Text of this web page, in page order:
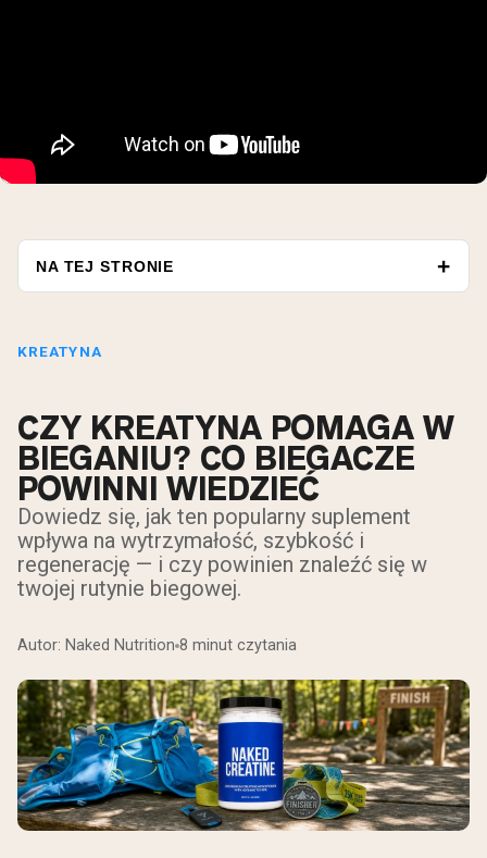
NA TEJ STRONIE
KREATYNA
CZY KREATYNA POMAGA W
BIEGANIU? CO BIEGACZE
POWINNI WIEDZIEĆ
Dowiedz się, jak ten popularny suplement
wpływa na wytrzymałość, szybkość i
regenerację — i czy powinien znaleźć się w
twojej rutynie biegowej.
Autor: Naked Nutrition 8 minut czytania